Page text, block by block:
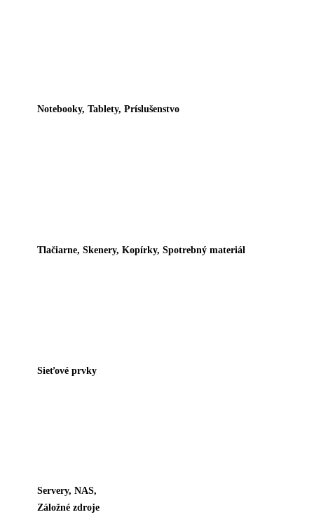
Notebooky, Tablety, Príslušenstvo
Tlačiarne, Skenery, Kopírky, Spotrebný materiál
Sieťové prvky
Servery, NAS,
Záložné zdroje